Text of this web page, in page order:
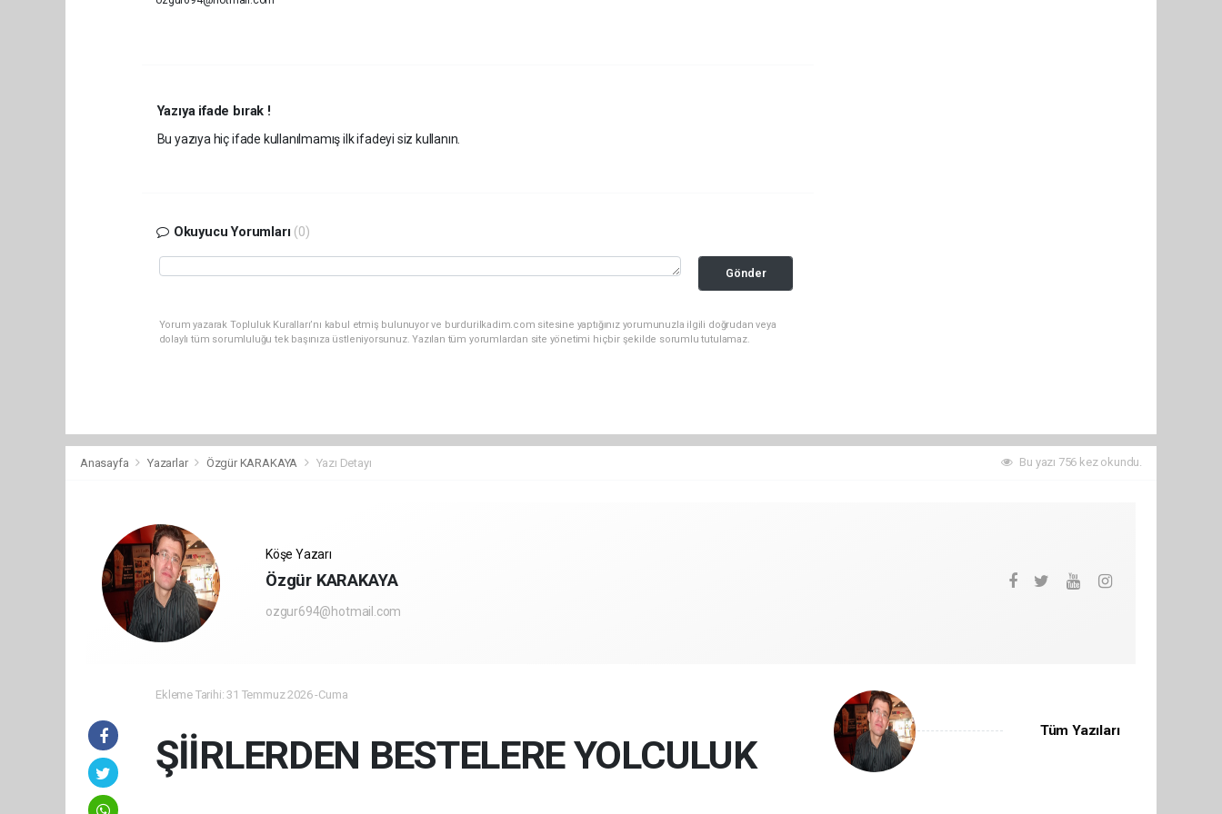
Yazıya ifade bırak !
Bu yazıya hiç ifade kullanılmamış ilk ifadeyi siz kullanın.
Okuyucu Yorumları (0)
Gönder
Yorum yazarak Topluluk Kuralları’nı kabul etmiş bulunuyor ve burdurilkadim.com sitesine yaptığınız yorumunuzla ilgili doğrudan veya
dolaylı tüm sorumluluğu tek başınıza üstleniyorsunuz. Yazılan tüm yorumlardan site yönetimi hiçbir şekilde sorumlu tutulamaz.
Anasayfa Yazarlar Özgür KARAKAYA Yazı Detayı Bu yazı 756 kez okundu.
Köşe Yazarı
Özgür KARAKAYA
ozgur694@hotmail.com
Ekleme Tarihi: 31 Temmuz 2026 -Cuma
ŞİİRLERDEN BESTELERE YOLCULUK
Tüm Yazıları